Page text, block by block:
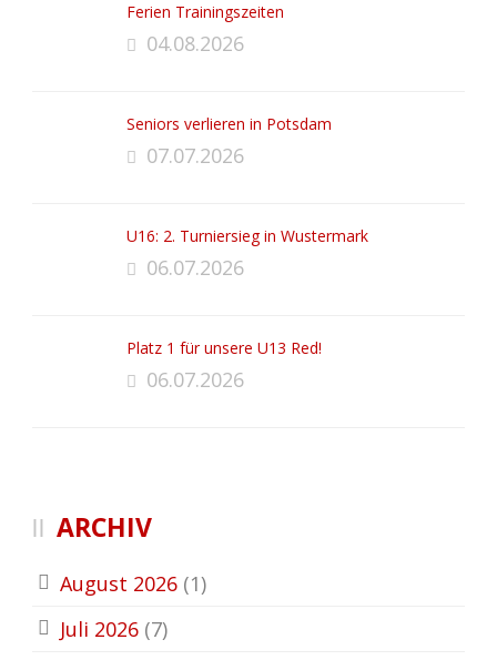
Ferien Trainingszeiten
04.08.2026
Seniors verlieren in Potsdam
07.07.2026
U16: 2. Turniersieg in Wustermark
06.07.2026
Platz 1 für unsere U13 Red!
06.07.2026
ARCHIV
August 2026 (1)
Juli 2026 (7)